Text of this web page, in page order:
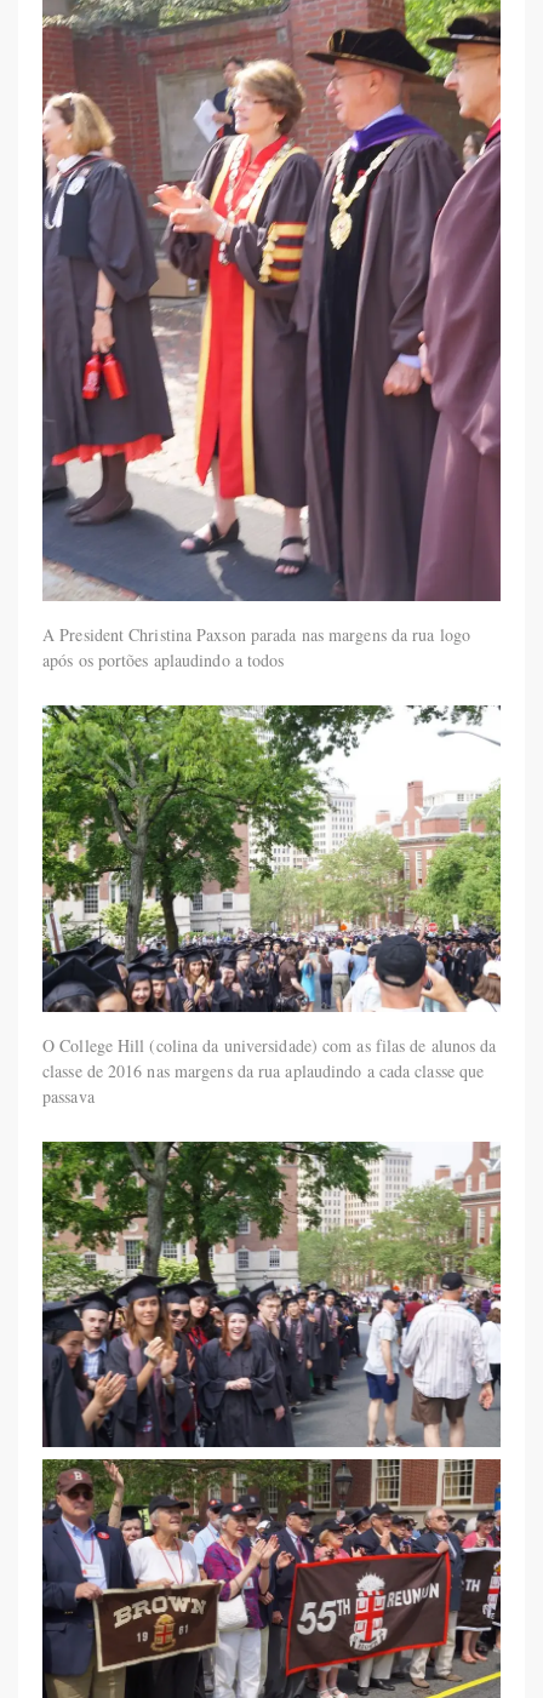
A President Christina Paxson parada nas margens da rua logo
após os portões aplaudindo a todos
O College Hill (colina da universidade) com as filas de alunos da
classe de 2016 nas margens da rua aplaudindo a cada classe que
passava